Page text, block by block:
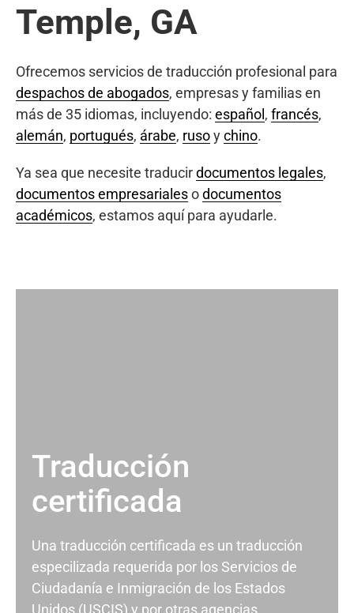
Temple, GA
Ofrecemos servicios de traducción profesional para
despachos de abogados, empresas y familias en
más de 35 idiomas, incluyendo: español , francés,
alemán, portugués, árabe, rusoychino.
Ya sea que necesite traducirdocumentos legales,
documentos empresarialesodocumentos
académicos, estamos aquí para ayudarle.
Traducción
certificada
Una traducción certificada es un traducción
especilizada requerida por los Servicios de
Ciudadanía e Inmigración de los Estados
Unidos (USCIS) y por otras agencias